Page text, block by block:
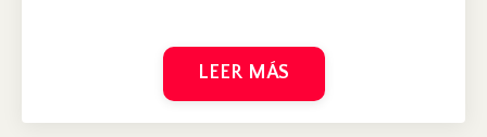
LEER MÁS